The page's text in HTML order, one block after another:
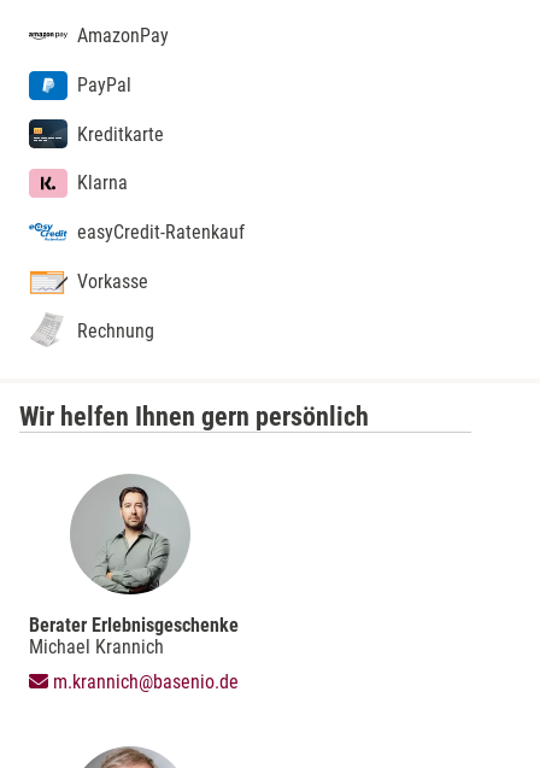
AmazonPay
PayPal
Kreditkarte
Klarna
easyCredit-Ratenkauf
Vorkasse
Rechnung
Wir helfen Ihnen gern persönlich
Berater Erlebnisgeschenke
Michael Krannich
m.krannich@basenio.de